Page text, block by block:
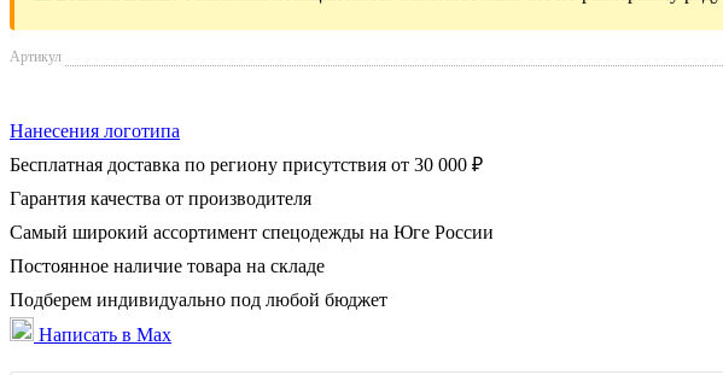
Артикул
Нанесения логотипа
Бесплатная доставка по региону присутствия от 30 000 ₽
Гарантия качества от производителя
Самый широкий ассортимент спецодежды на Юге России
Постоянное наличие товара на складе
Подберем индивидуально под любой бюджет
Написать в Max